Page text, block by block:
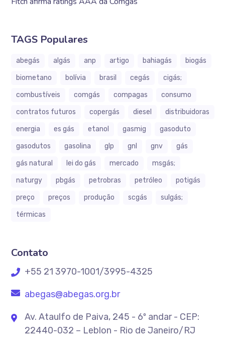
TAGS Populares
abegás algás anp artigo bahiagás
biogás
biometano
bolívia brasil cegás
cigás;
combustíveis
comgás compagas
consumo
contratos futuros
copergás diesel
distribuidoras
energia
es gás etanol gasmig
gasoduto
gasodutos
gasolina glp gnl gnv
gás
gás natural
lei do gás mercado
msgás;
naturgy
pbgás petrobras petróleo
potigás
preço
preços produção scgás
sulgás;
térmicas
Contato
+55 21 3970-1001/3995-4325
abegas@abegas.org.br
Av. Ataulfo de Paiva, 245 - 6º andar - CEP:
22440-032 – Leblon - Rio de Janeiro/RJ